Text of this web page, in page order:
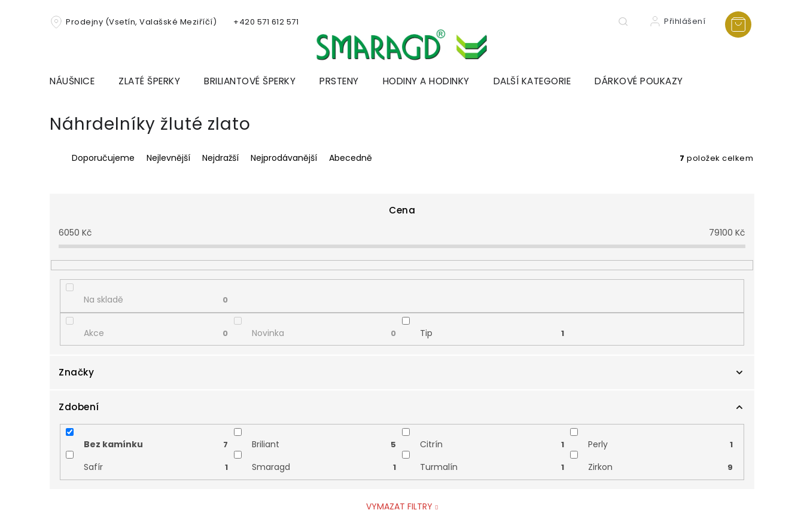
Prodejny (Vsetín, Valašské Meziříčí) +420 571 612 571 Přihlášení
NÁUŠNICE ZLATÉ ŠPERKY BRILIANTOVÉ ŠPERKY PRSTENY HODINY A HODINKY DALŠÍ KATEGORIE DÁRKOVÉ POUKAZY
Náhrdelníky žluté zlato
Ř
a
p
r
o
d
u
k
t
ů
Doporučujeme Nejlevnější Nejdražší Nejprodávanější Abecedně 7 položek celkem
Cena
6050 Kč 79100 Kč
Na skladě 0
Akce 0 Novinka 0 Tip 1
Značky
Zlatnictví Smaragd
Zdobení
Bez kamínku 7 Briliant 5 Citrín 1 Perly 1
Safír 1 Smaragd 1 Turmalín 1 Zirkon 9
VYMAZAT FILTRY